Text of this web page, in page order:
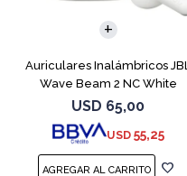
Auriculares Inalámbricos JBL
Wave Beam 2 NC White
USD 65,00
USD 55,25